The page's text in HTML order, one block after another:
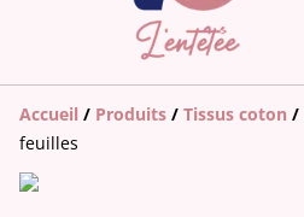
Accueil / Produits / Tissus coton /
feuilles